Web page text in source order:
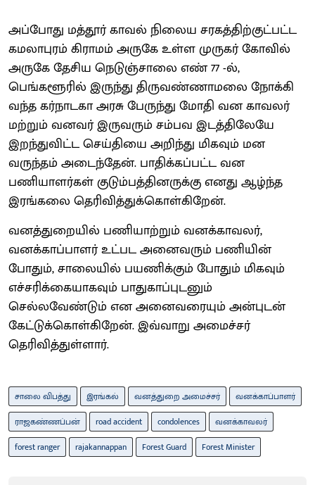
அப்போது மத்தூர் காவல் நிலைய சரகத்திற்குட்பட்ட
கமலாபுரம் கிராமம் அருகே உள்ள முருகர் கோவில்
அருகே தேசிய நெடுஞ்சாலை எண் 77 -ல்,
பெங்களூரில் இருந்து திருவண்ணாமலை நோக்கி
வந்த கர்நாடகா அரசு பேருந்து மோதி வன காவலர்
மற்றும் வனவர் இருவரும் சம்பவ இடத்திலேயே
இறந்துவிட்ட செய்தியை அறிந்து மிகவும் மன
வருந்தம் அடைந்தேன். பாதிக்கப்பட்ட வன
பணியாளர்கள் குடும்பத்தினருக்கு எனது ஆழ்ந்த
இரங்கலை தெரிவித்துக்கொள்கிறேன்.
வனத்துறையில் பணியாற்றும் வனக்காவலர்,
வனக்காப்பாளர் உட்பட அனைவரும் பணியின்
போதும், சாலையில் பயணிக்கும் போதும் மிகவும்
எச்சரிக்கையாகவும் பாதுகாப்புடனும்
செல்லவேண்டும் என அனைவரையும் அன்புடன்
கேட்டுக்கொள்கிறேன். இவ்வாறு அமைச்சர்
தெரிவித்துள்ளார்.
சாலை விபத்து இரங்கல் வனத்துறை அமைச்சர்
வனக்காப்பாளர்
ராஜகண்ணப்பன்
road accident condolences
வனக்காவலர்
forest ranger
rajakannappan Forest Guard Forest Minister